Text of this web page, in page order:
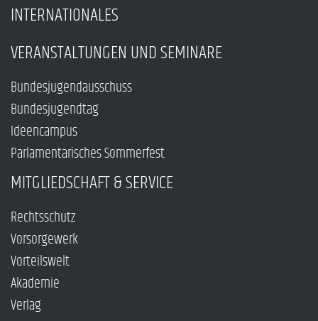
INTERNATIONALES
VERANSTALTUNGEN UND SEMINARE
Bundesjugendausschuss
Bundesjugendtag
Ideencampus
Parlamentarisches Sommerfest
MITGLIEDSCHAFT & SERVICE
Rechtsschutz
Vorsorgewerk
Vorteilswelt
Akademie
Verlag